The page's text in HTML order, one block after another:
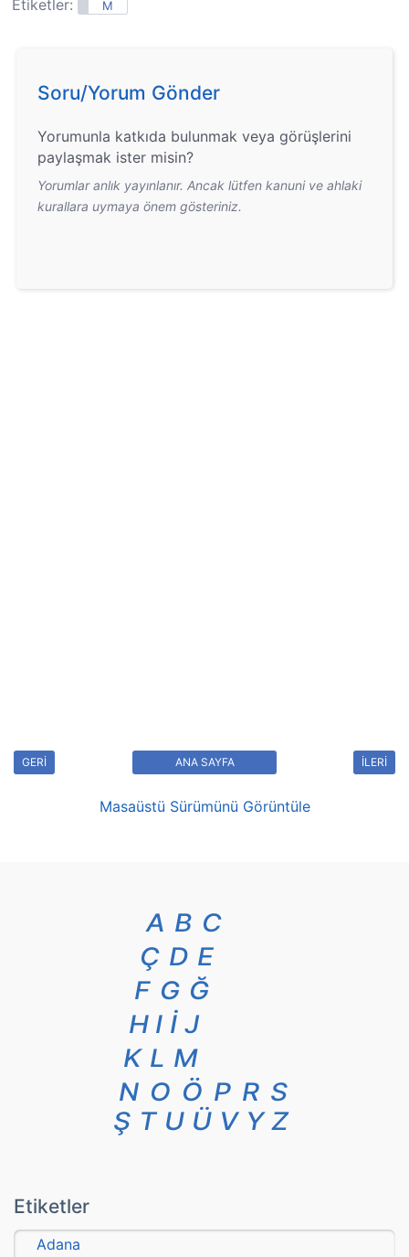
Etiketler: M
Soru/Yorum Gönder
Yorumunla katkıda bulunmak veya görüşlerini
paylaşmak ister misin?
Yorumlar anlık yayınlanır. Ancak lütfen kanuni ve ahlaki
kurallara uymaya önem gösteriniz.
GERİ İLERİ
ANA SAYFA
Masaüstü Sürümünü Görüntüle
A B C
Ç D E
F G Ğ
H I İ J
K L M
N O Ö P R S
Ş T U Ü V Y Z
Etiketler
Adana